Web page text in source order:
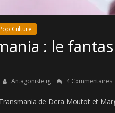
Culture
: le
Antagoniste.ig 4 Commentaires
de Dora Moutot et